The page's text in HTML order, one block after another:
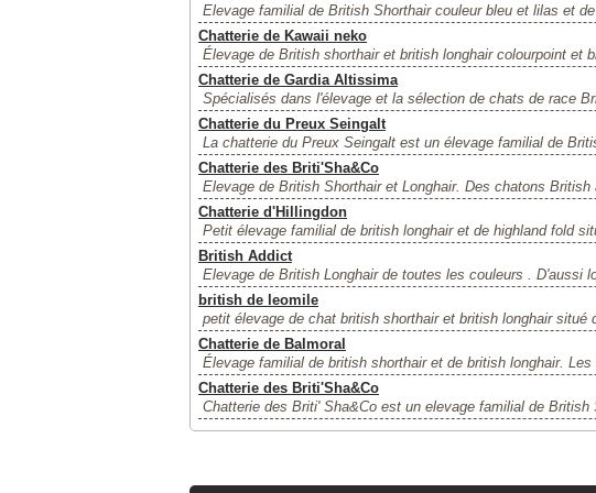
Elevage familial de British Shorthair couleur bleu et lilas et
Chatterie de Kawaii neko
Élevage de British shorthair et british longhair colourpoint et
Chatterie de Gardia Altissima
Spécialisés dans l'élevage et la sélection de chats de race
Chatterie du Preux Seingalt
La chatterie du Preux Seingalt est un élevage familial de
Chatterie des Briti'Sha&Co
Elevage de British Shorthair et Longhair. Des chatons
Chatterie d'Hillingdon
Petit élevage familial de british longhair et de highland fold
British Addict
Elevage de British Longhair de toutes les couleurs . D'aussi
british de leomile
petit élevage de chat british shorthair et british longhair situé
Chatterie de Balmoral
Élevage familial de british shorthair et de british longhair.
Chatterie des Briti'Sha&Co
Chatterie des Briti' Sha&Co est un elevage familial de British